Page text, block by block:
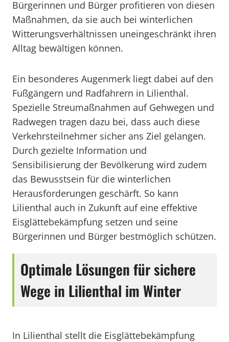
Bürgerinnen und Bürger profitieren von diesen
Maßnahmen, da sie auch bei winterlichen
Witterungsverhältnissen uneingeschränkt ihren
Alltag bewältigen können.
Ein besonderes Augenmerk liegt dabei auf den
Fußgängern und Radfahrern in Lilienthal.
Spezielle Streumaßnahmen auf Gehwegen und
Radwegen tragen dazu bei, dass auch diese
Verkehrsteilnehmer sicher ans Ziel gelangen.
Durch gezielte Information und
Sensibilisierung der Bevölkerung wird zudem
das Bewusstsein für die winterlichen
Herausforderungen geschärft. So kann
Lilienthal auch in Zukunft auf eine effektive
Eisglättebekämpfung setzen und seine
Bürgerinnen und Bürger bestmöglich schützen.
Optimale Lösungen für sichere
Wege in Lilienthal im Winter
In Lilienthal stellt die Eisglättebekämpfung